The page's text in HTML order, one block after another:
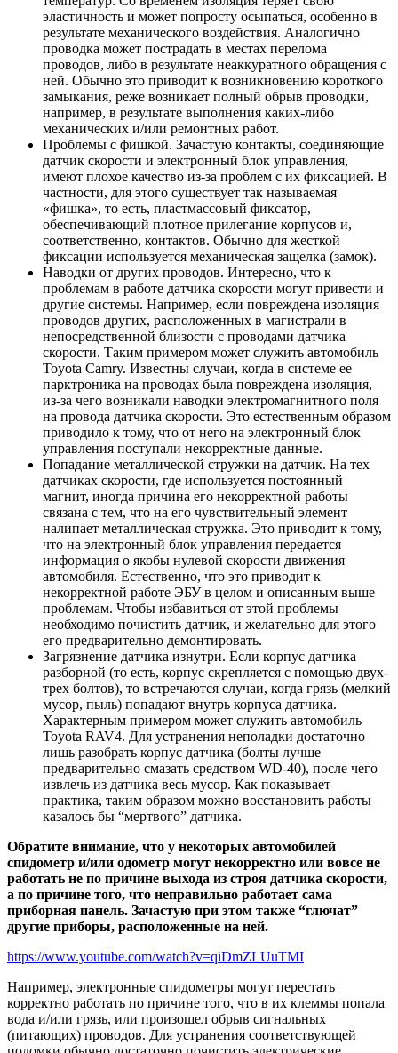
эластичность и может попросту осыпаться, особенно в
результате механического воздействия. Аналогично
проводка может пострадать в местах перелома
проводов, либо в результате неаккуратного обращения с
ней. Обычно это приводит к возникновению короткого
замыкания, реже возникает полный обрыв проводки,
например, в результате выполнения каких-либо
механических и/или ремонтных работ.
Проблемы с фишкой. Зачастую контакты, соединяющие
датчик скорости и электронный блок управления,
имеют плохое качество из-за проблем с их фиксацией. В
частности, для этого существует так называемая
«фишка», то есть, пластмассовый фиксатор,
обеспечивающий плотное прилегание корпусов и,
соответственно, контактов. Обычно для жесткой
фиксации используется механическая защелка (замок).
Наводки от других проводов. Интересно, что к
проблемам в работе датчика скорости могут привести и
другие системы. Например, если повреждена изоляция
проводов других, расположенных в магистрали в
непосредственной близости с проводами датчика
скорости. Таким примером может служить автомобиль
Toyota Camry. Известны случаи, когда в системе ее
парктроника на проводах была повреждена изоляция,
из-за чего возникали наводки электромагнитного поля
на провода датчика скорости. Это естественным образом
приводило к тому, что от него на электронный блок
управления поступали некорректные данные.
Попадание металлической стружки на датчик. На тех
датчиках скорости, где используется постоянный
магнит, иногда причина его некорректной работы
связана с тем, что на его чувствительный элемент
налипает металлическая стружка. Это приводит к тому,
что на электронный блок управления передается
информация о якобы нулевой скорости движения
автомобиля. Естественно, что это приводит к
некорректной работе ЭБУ в целом и описанным выше
проблемам. Чтобы избавиться от этой проблемы
необходимо почистить датчик, и желательно для этого
его предварительно демонтировать.
Загрязнение датчика изнутри. Если корпус датчика
разборной (то есть, корпус скрепляется с помощью двух-
трех болтов), то встречаются случаи, когда грязь (мелкий
мусор, пыль) попадают внутрь корпуса датчика.
Характерным примером может служить автомобиль
Toyota RAV4. Для устранения неполадки достаточно
лишь разобрать корпус датчика (болты лучше
предварительно смазать средством WD-40), после чего
извлечь из датчика весь мусор. Как показывает
практика, таким образом можно восстановить работы
казалось бы “мертвого” датчика.
Обратите внимание, что у некоторых автомобилей
спидометр и/или одометр могут некорректно или вовсе не
работать не по причине выхода из строя датчика скорости,
а по причине того, что неправильно работает сама
приборная панель. Зачастую при этом также “глючат”
другие приборы, расположенные на ней.
https://www.youtube.com/watch?v=qiDmZLUuTMI
Например, электронные спидометры могут перестать
корректно работать по причине того, что в их клеммы попала
вода и/или грязь, или произошел обрыв сигнальных
(питающих) проводов. Для устранения соответствующей